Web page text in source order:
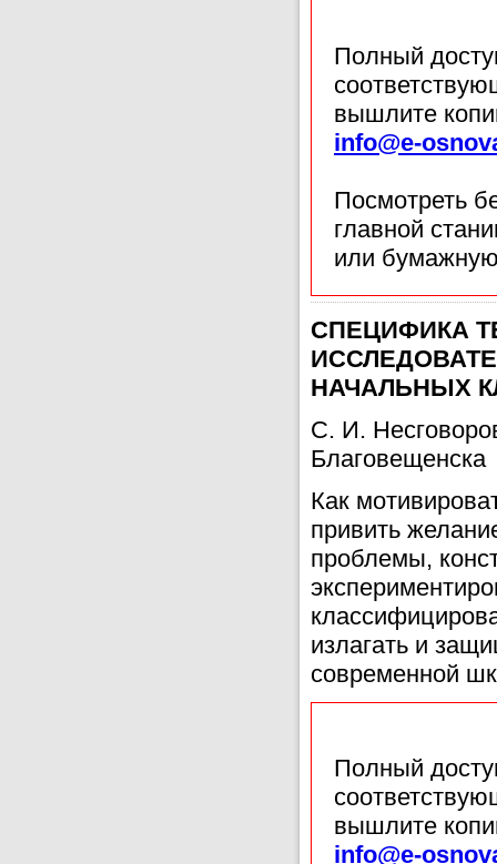
Полный
вышлите
info@e-
Посмотреть
главной
или
СПЕЦИФИКА
НАЧАЛЬНЫХ
С. И.
Благовещенска
Как
привить
проблемы,
излагать и
современной
Полный
вышлите
info@e-